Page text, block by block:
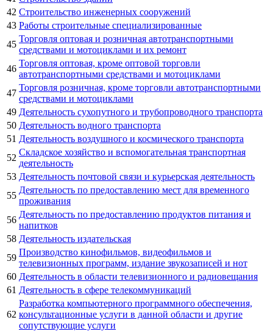
42 Строительство инженерных сооружений
43 Работы строительные специализированные
45
Торговля оптовая и розничная автотранспортными
средствами и мотоциклами и их ремонт
46
Торговля оптовая, кроме оптовой торговли
автотранспортными средствами и мотоциклами
47
Торговля розничная, кроме торговли автотранспортными
средствами и мотоциклами
49 Деятельность сухопутного и трубопроводного транспорта
50 Деятельность водного транспорта
51 Деятельность воздушного и космического транспорта
52
Складское хозяйство и вспомогательная транспортная
деятельность
53 Деятельность почтовой связи и курьерская деятельность
55
Деятельность по предоставлению мест для временного
проживания
56
Деятельность по предоставлению продуктов питания и
напитков
58 Деятельность издательская
59
Производство кинофильмов, видеофильмов и
телевизионных программ, издание звукозаписей и нот
60 Деятельность в области телевизионного и радиовещания
61 Деятельность в сфере телекоммуникаций
62
Разработка компьютерного программного обеспечения,
консультационные услуги в данной области и другие
сопутствующие услуги